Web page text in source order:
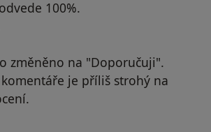
100%.
změněno na "Doporučuji".
je příliš strohý na